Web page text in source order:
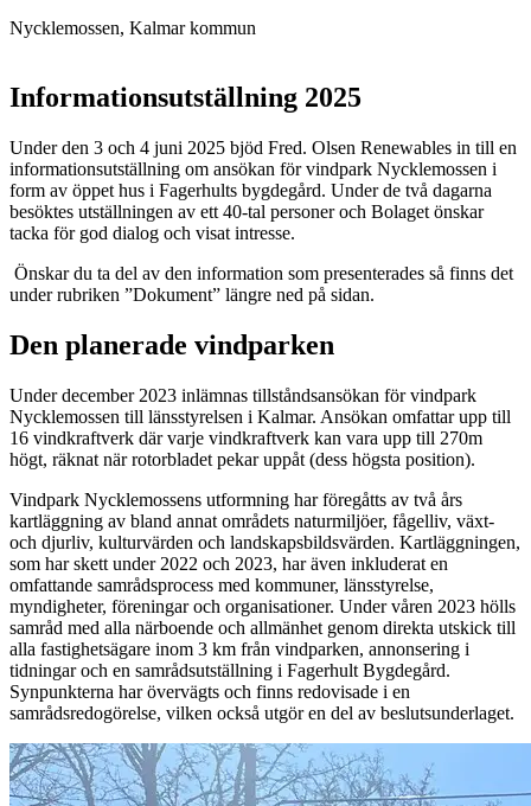
Nycklemossen, Kalmar kommun
+
Informationsutställning 2025
Under den 3 och 4 juni 2025 bjöd Fred. Olsen Renewables in till en
informationsutställning om ansökan för vindpark Nycklemossen i
form av öppet hus i Fagerhults bygdegård. Under de två dagarna
besöktes utställningen av ett 40-tal personer och Bolaget önskar
tacka för god dialog och visat intresse.
Önskar du ta del av den information som presenterades så finns det
under rubriken ”Dokument” längre ned på sidan.
Den planerade vindparken
Under december 2023 inlämnas tillståndsansökan för vindpark
Nycklemossen till länsstyrelsen i Kalmar. Ansökan omfattar upp till
16 vindkraftverk där varje vindkraftverk kan vara upp till 270m
högt, räknat när rotorbladet pekar uppåt (dess högsta position).
Vindpark Nycklemossens utformning har föregåtts av två års
kartläggning av bland annat områdets naturmiljöer, fågelliv, växt-
och djurliv, kulturvärden och landskapsbildsvärden. Kartläggningen,
som har skett under 2022 och 2023, har även inkluderat en
omfattande samrådsprocess med kommuner, länsstyrelse,
myndigheter, föreningar och organisationer. Under våren 2023 hölls
samråd med alla närboende och allmänhet genom direkta utskick till
alla fastighetsägare inom 3 km från vindparken, annonsering i
tidningar och en samrådsutställning i Fagerhult Bygdegård.
Synpunkterna har övervägts och finns redovisade i en
samrådsredogörelse, vilken också utgör en del av beslutsunderlaget.